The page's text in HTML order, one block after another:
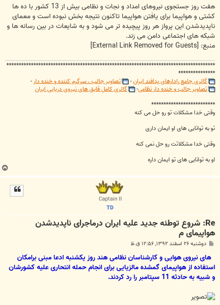
هفت روز جستجوی نیروهای امداد و نجات و نظامی بیش از 13 کشور با ده ها
کشتی و هواپیما برای یافتن هواپیما تاکنون نتیجه بخش نبوده است و معمای
ناپدیدشدن این پرواز هر روز پیچیده تر می شود و به شایعات در بین رسانه ها و
شبکه های اجتماعی دامن می زند.
منبع:
*************************************************************************************
***************
گالری جامع رادارهای پدافند ایران- تصاویر جالب ، سرگرم کننده و خنده دار-
تصاویر جالب و خنده دار نظامی-
گالری کامل قایق های نیروی دریایی ایران
**************************
وقتی خدا مشکلات تو رو حل می کنه
تو به توانایی های او ایمان داری
وقتی خدا مشکلاتت رو حل نمی کنه
او به توانایی های تو ایمان داره
ب
ا
Captain II
TD
Re: شروع توطئه جدید علیه ایران درماجرای ناپدیدشدن
هواپیمای م
پ
ت
دوشنبه ۲۶ اسفند ۱۳۹۲, ۱۲:۵۶ ق.ظ
های نیروی هوایی و کارشناسان نظامی هند روز یکشنبه ادعا مبنی برامکان
استفاده از هواپیمای گمشده مالزیایی برای انجام حمله انتحاری علیه کشورشان
و شبیه به حادثه 11 سپتامبر را رد کردند.